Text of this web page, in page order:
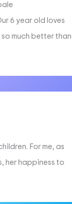
6 year old loves
much better than
For me, as
her happiness to